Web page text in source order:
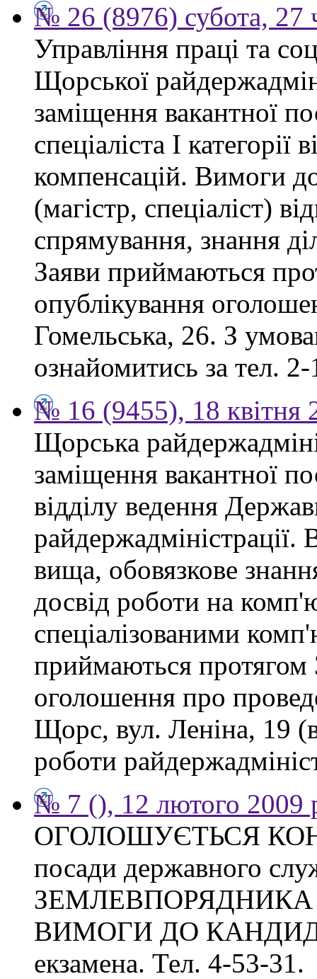
№ 26 (8976) субота, 27
Управління праці та
Щорської
заміщення вакантної
спеціаліста І
компенсацій. Вимоги
(магістр, спеціаліст)
спрямування, знання
Заяви приймаються
опублікування
Гомельська, 26. З
ознайомитись за тел.
№ 16 (9455), 18 квітня
Щорська
заміщення вакантної
відділу ведення
райдержадміністрації.
вища, обовязкове
досвід роботи на
спеціалізованими
приймаються протягом
оголошення про
Щорс, вул. Леніна, 19
роботи
№ 7 (), 12 лютого 2009
ОГОЛОШУЄТЬСЯ
посади державного
ЗЕМЛЕВПОРЯДНИКА
ВИМОГИ ДО
екзамена. Тел. 4-53-31.